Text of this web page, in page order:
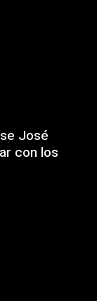
José
con los